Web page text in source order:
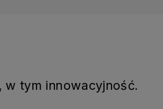
tym innowacyjność.